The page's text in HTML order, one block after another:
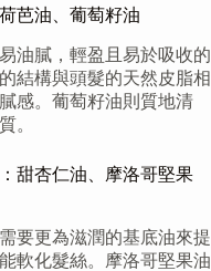
芭油、葡萄籽油
油膩，輕盈且易於吸收的
結構與頭髮的天然皮脂相
感。葡萄籽油則質地清
。
甜杏仁油、摩洛哥堅果
要更為滋潤的基底油來提
軟化髮絲。摩洛哥堅果油